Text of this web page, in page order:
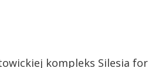
kompleks Silesia for